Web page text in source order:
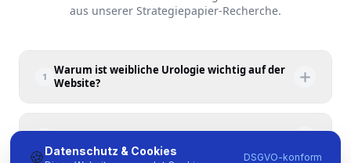
🍪Datenschutz & Cookies DSGVO-konform
aus unserer Strategiepapier-Recherche.
1
Warum ist weibliche Urologie wichtig auf der
Website?
40-50 % der Urologie-Patient:innen sind Frauen —
Belastungsinkontinenz, rezidivierende HWIs, OAB. Die
Website-Antwort sollte das eigenständig ansprechen, nicht